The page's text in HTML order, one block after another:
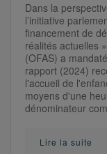
Dans la
l’initiative
financement de
réalités actuelles
(OFAS) a
rapport (2024)
l'accueil de
moyens d'une
dénominateur
Lire la suite